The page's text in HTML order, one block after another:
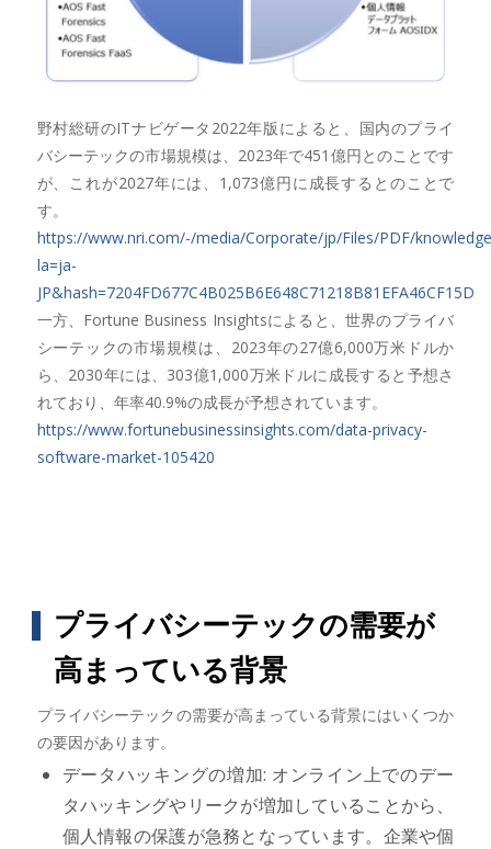
野村総研のITナビゲータ2022年版によると、国内のプライ
バシーテックの市場規模は、2023年で451億円とのことです
が、これが2027年には、1,073億円に成長するとのことで
す。
https://www.nri.com/-/media/Corporate/jp/Files/PDF/
la=ja-
JP&hash=7204FD677C4B025B6E648C71218B81EFA46CF15D
一方、Fortune Business Insightsによると、世界のプライバ
シーテックの市場規模は、2023年の27億6,000万米ドルか
ら、2030年には、303億1,000万米ドルに成長すると予想さ
れており、年率40.9%の成長が予想されています。
https://www.fortunebusinessinsights.com/data-privacy-
software-market-105420
プライバシーテックの需要が
高まっている背景
プライバシーテックの需要が高まっている背景にはいくつか
の要因があります。
データハッキングの増加: オンライン上でのデー
タハッキングやリークが増加していることから、
個人情報の保護が急務となっています。企業や個